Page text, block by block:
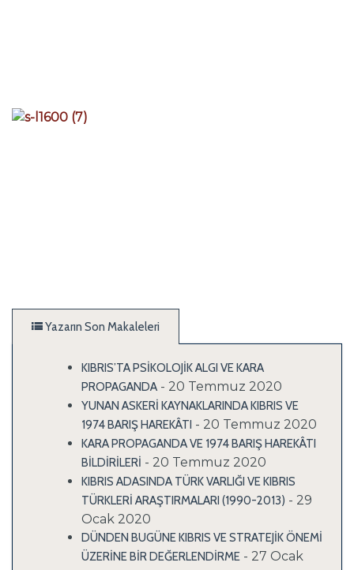
Yazarın Son Makaleleri
KIBRIS’TA PSİKOLOJİK ALGI VE KARA
PROPAGANDA - 20 Temmuz 2020
YUNAN ASKERİ KAYNAKLARINDA KIBRIS VE
1974 BARIŞ HAREKÂTI - 20 Temmuz 2020
KARA PROPAGANDA VE 1974 BARIŞ HAREKÂTI
BİLDİRİLERİ - 20 Temmuz 2020
KIBRIS ADASINDA TÜRK VARLIĞI VE KIBRIS
TÜRKLERİ ARAŞTIRMALARI (1990-2013) - 29
Ocak 2020
DÜNDEN BUGÜNE KIBRIS VE STRATEJİK ÖNEMİ
ÜZERİNE BİR DEĞERLENDİRME - 27 Ocak